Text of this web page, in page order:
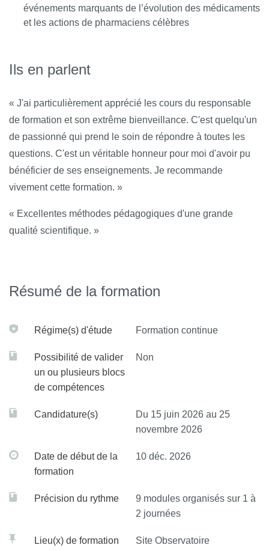
événements marquants de l’évolution des médicaments
et les actions de pharmaciens célèbres
Ils en parlent
« J'ai particulièrement apprécié les cours du responsable
de formation et son extrême bienveillance. C'est quelqu'un
de passionné qui prend le soin de répondre à toutes les
questions. C'est un véritable honneur pour moi d'avoir pu
bénéficier de ses enseignements. Je recommande
vivement cette formation. »
« Excellentes méthodes pédagogiques d'une grande
qualité scientifique. »
Résumé de la formation
Régime(s) d'étude Formation continue
Possibilité de valider
un ou plusieurs blocs
de compétences
Non
Candidature(s)
Du 15 juin 2026 au 25
novembre 2026
Date de début de la
formation
10 déc. 2026
Précision du rythme
9 modules organisés sur 1 à
2 journées
Lieu(x) de formation Site Observatoire